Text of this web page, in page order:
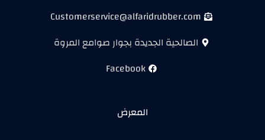
Customerservice@alfaridrubber.com
الصالحية الجديدة بجوار صوامع المروة
Facebook
المعرض